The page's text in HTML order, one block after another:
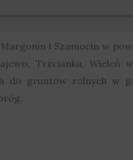
i Szamocin w
Trzcianka, Wieleń
gruntów rolnych w